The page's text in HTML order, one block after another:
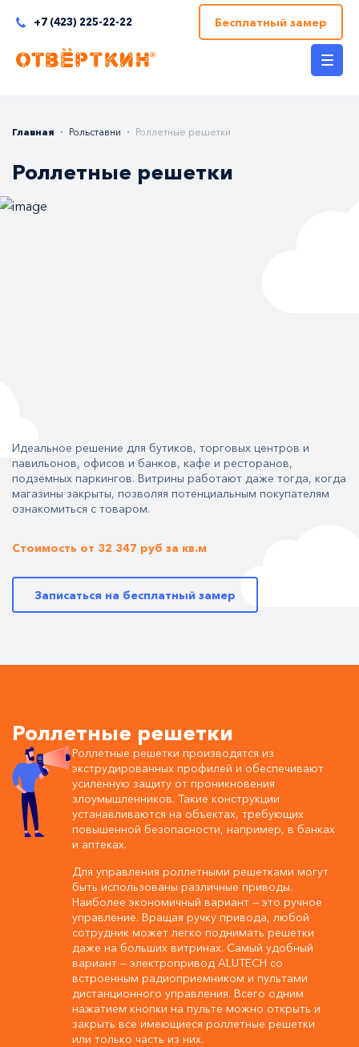
+7 (423) 225-22-22 Бесплатный замер
Главная Рольставни Роллетные решетки
Роллетные решетки
Идеальное решение для бутиков, торговых центров и
павильонов, офисов и банков, кафе и ресторанов,
подземных паркингов. Витрины работают даже тогда, когда
магазины закрыты, позволяя потенциальным покупателям
ознакомиться с товаром.
Стоимость от 32 347 руб за кв.м
Записаться на бесплатный замер
Роллетные решетки
Роллетные решетки производятся из
экструдированных профилей и обеспечивают
усиленную защиту от проникновения
злоумышленников. Такие конструкции
устанавливаются на объектах, требующих
повышенной безопасности, например, в банках
и аптеках.
Для управления роллетными решетками могут
быть использованы различные приводы.
Наиболее экономичный вариант — это ручное
управление. Вращая ручку привода, любой
сотрудник может легко поднимать решетки
даже на больших витринах. Самый удобный
вариант — электропривод ALUTECH со
встроенным радиоприемником и пультами
дистанционного управления. Всего одним
нажатием кнопки на пульте можно открыть и
закрыть все имеющиеся роллетные решетки
или только часть из них.